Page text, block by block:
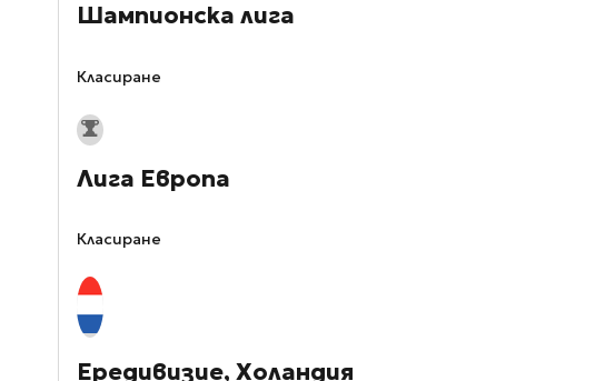
Шампионска лига
Класиране
Лига Европа
Класиране
Ередивизие, Холандия